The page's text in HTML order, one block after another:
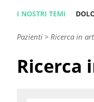
I NOSTRI TEMI
Pazienti> Ricerca in
Ricerca